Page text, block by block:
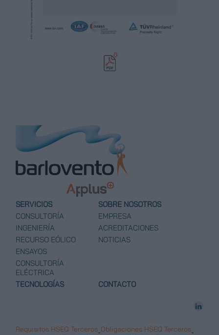
SERVICIOS
CONSULTORÍA
INGENIERÍA
RECURSO EÓLICO
ENSAYOS
CONSULTORÍA
ELÉCTRICA
SOBRE NOSOTROS
EMPRESA
ACREDITACIONES
NOTICIAS
TECNOLOGÍAS CONTACTO
Requisitos HSEQ Terceros-Obligaciones HSEQ Terceros-